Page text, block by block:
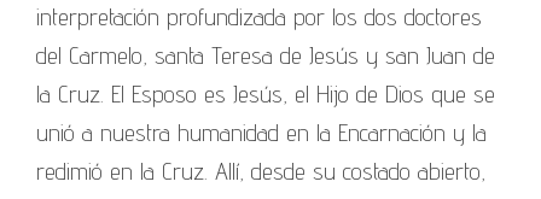
interpretación profundizada por los dos doctores
del Carmelo, santa Teresa de Jesús y san Juan de
la Cruz. El Esposo es Jesús, el Hijo de Dios que se
unió a nuestra humanidad en la Encarnación y la
redimió en la Cruz. Allí, desde su costado abierto,